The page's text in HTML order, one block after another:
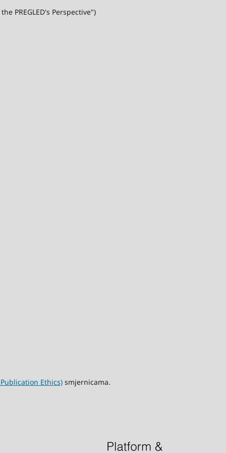
PREGLED's Perspective")
Ethics) smjernicama.